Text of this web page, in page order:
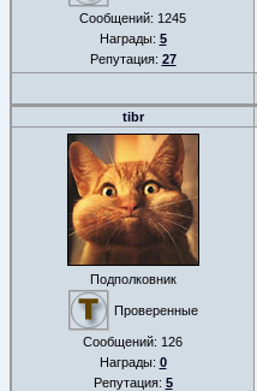
Сообщений: 1245
Награды: 5
Репутация: 27
tibr
Подполковник
Проверенные
Сообщений: 126
Награды: 0
Репутация: 5